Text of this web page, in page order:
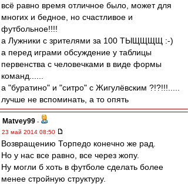
всё равно время отличное было, может для
многих и бедное, но счастливое и
футбольное!!!!
а Лужники с зрителями за 100 ТЫЩЩЩЩ :-)
а перед играми обсуждение у таблицы
первенства с человечками в виде формы
команд......
а "буратино" и "cитро" с Жигулёвским ?!?!!!.....
лучше не вспоминать, а то опять
Matvey99 -
23 май 2014 08:50
Возвращению Торпедо конечно же рад.
Но у нас все равно, все через жопу.
Ну могли б хоть в футболе сделать более
менее стройную структуру.